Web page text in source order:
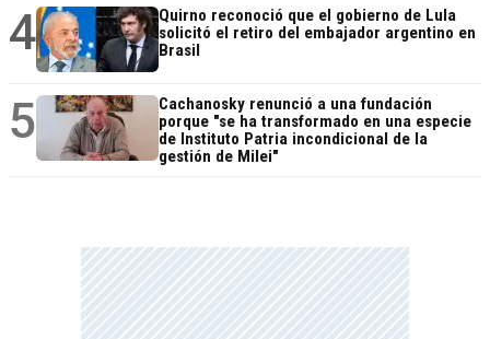
4
Quirno reconoció que el gobierno de Lula
solicitó el retiro del embajador argentino en
Brasil
5
Cachanosky renunció a una fundación
porque "se ha transformado en una especie
de Instituto Patria incondicional de la
gestión de Milei"